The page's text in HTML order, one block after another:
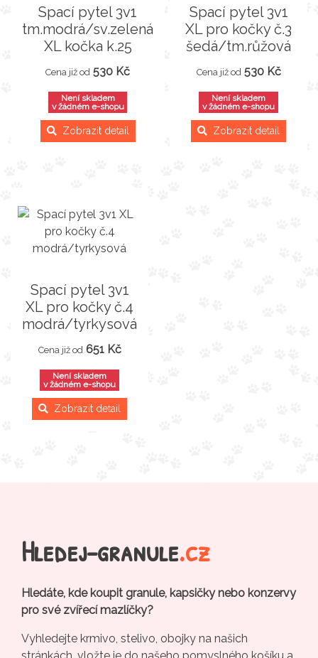
Spací pytel 3v1
tm.modrá/sv.zelená
XL kočka k.25
Cena již od 530 Kč
Není skladem
v žádném e-shopu
Zobrazit detail
Spací pytel 3v1
XL pro kočky č.3
šedá/tm.růžová
Cena již od 530 Kč
Není skladem
v žádném e-shopu
Zobrazit detail
Spací pytel 3v1
XL pro kočky č.4
modrá/tyrkysová
Cena již od 651 Kč
Není skladem
v žádném e-shopu
Zobrazit detail
Hledej-granule.cz
Hledáte, kde koupit granule, kapsičky nebo konzervy
pro své zvířecí mazlíčky?
Vyhledejte krmivo, stelivo, obojky na našich